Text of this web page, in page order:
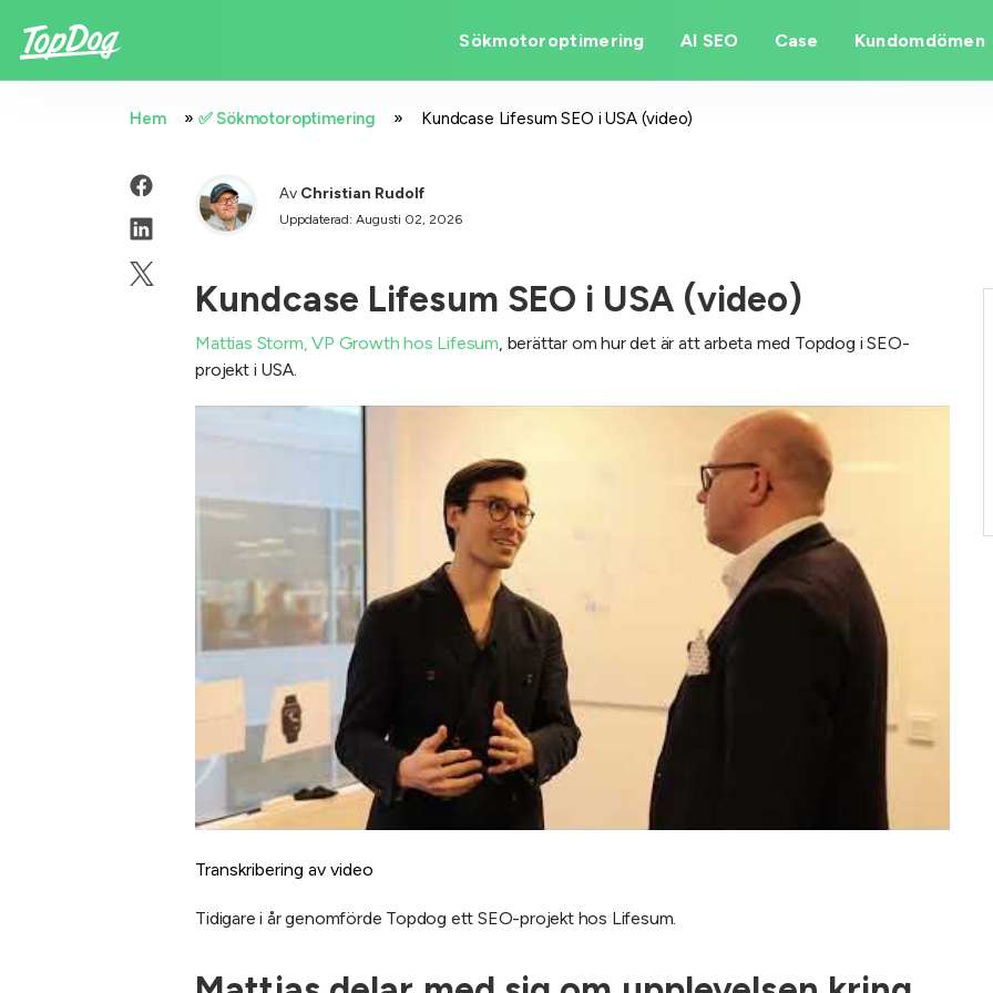
Sökmotoroptimering AI SEO Case Kundomdömen
Hem » ✅ Sökmotoroptimering » Kundcase Lifesum SEO i USA (video)
Av Christian Rudolf
Uppdaterad: Augusti 02, 2026
Kundcase Lifesum SEO i USA (video)
Mattias Storm, VP Growth hos Lifesum, berättar om hur det är att arbeta med Topdog i SEO-
projekt i USA.
Transkribering av video
Tidigare i år genomförde Topdog ett SEO-projekt hos Lifesum.